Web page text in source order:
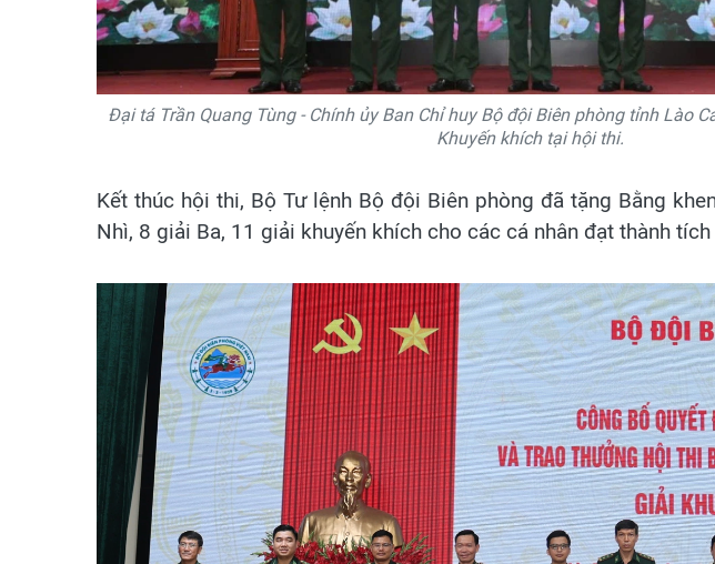
Đại tá Trần Quang Tùng - Chính ủy Ban Chỉ huy Bộ đội Biên phòng tỉnh Lào
Khuyến khích tại hội thi.
Kết thúc hội thi, Bộ Tư lệnh Bộ đội Biên phòng đã tặng Bằng
Nhì, 8 giải Ba, 11 giải khuyến khích cho các cá nhân đạt thành